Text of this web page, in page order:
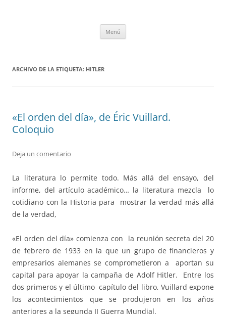
Menú
ARCHIVO DE LA ETIQUETA: HITLER
«El orden del día», de Éric Vuillard.
Coloquio
Deja un comentario
La literatura lo permite todo. Más allá del ensayo, del
informe, del artículo académico… la literatura mezcla lo
cotidiano con la Historia para mostrar la verdad más allá
de la verdad,
«El orden del día» comienza con la reunión secreta del 20
de febrero de 1933 en la que un grupo de financieros y
empresarios alemanes se comprometieron a aportan su
capital para apoyar la campaña de Adolf Hitler. Entre los
dos primeros y el último capítulo del libro, Vuillard expone
los acontecimientos que se produjeron en los años
anteriores a la segunda II Guerra Mundial.